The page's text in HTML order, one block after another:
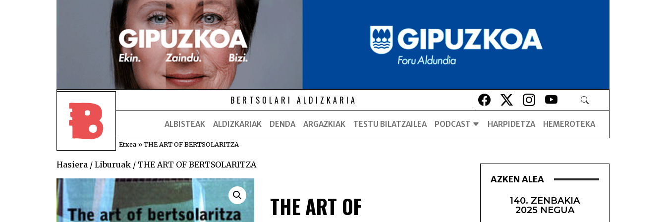
BERTSOLARI ALDIZKARIA Lehio berrian irekiko da
Lehio berrian irekiko da
Lehio berrian irekiko da
Lehio berrian irekiko da
ALBISTEAK ALDIZKARIAK DENDA ARGAZKIAK TESTU BILATZAILEA PODCAST HARPIDETZA HEMEROTEKA
Etxea »THE ART OF BERTSOLARITZA
Hasiera / Liburuak / THE ART OF BERTSOLARITZA
THE ART OF
AZKEN ALEA
140. ZENBAKIA
2025 NEGUA